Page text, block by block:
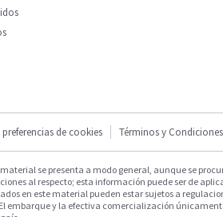
preferencias de cookies Términos y Condiciones
se presenta a modo general, aunque se
al respecto; esta información puede ser de
en este material pueden estar sujetos a
embarque y la efectiva comercialización